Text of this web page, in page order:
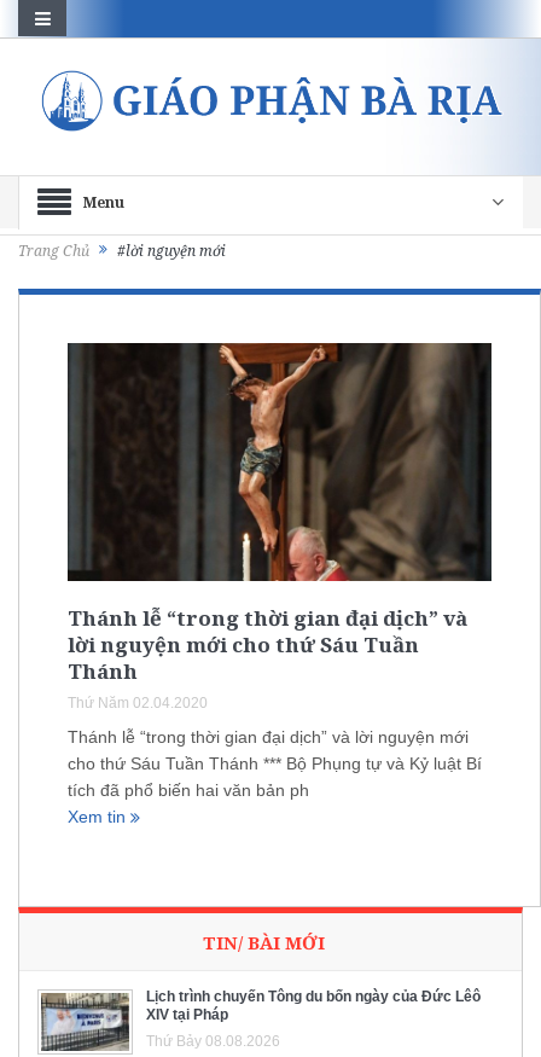
Menu
Trang Chủ #lời nguyện mới
Thánh lễ “trong thời gian đại dịch” và
lời nguyện mới cho thứ Sáu Tuần
Thánh
Thứ Năm 02.04.2020
Thánh lễ “trong thời gian đại dịch” và lời nguyện mới
cho thứ Sáu Tuần Thánh *** Bộ Phụng tự và Kỷ luật Bí
tích đã phổ biến hai văn bản ph
Xem tin
TIN/ BÀI MỚI
Lịch trình chuyến Tông du bốn ngày của Đức Lêô
XIV tại Pháp
Thứ Bảy 08.08.2026